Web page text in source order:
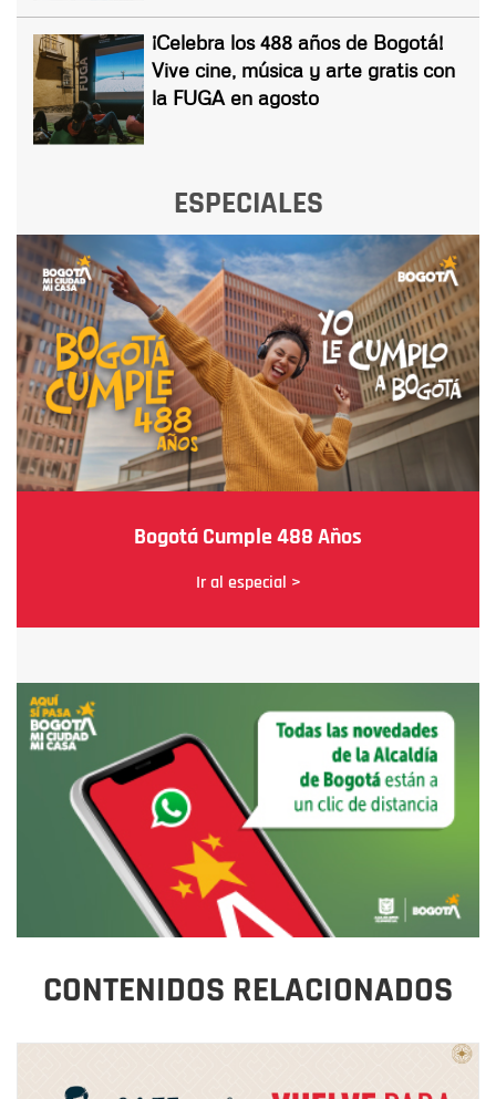
¡Celebra los 488 años de Bogotá!
Vive cine, música y arte gratis con
la FUGA en agosto
ESPECIALES
Bogotá Cumple 488 Años
Ir al especial >
CONTENIDOS RELACIONADOS